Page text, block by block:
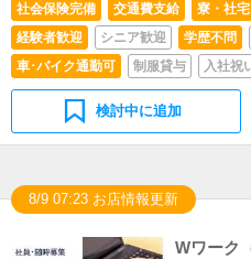
社会保険完備
交通費支給 寮・社
経験者歓迎
シニア歓迎 学歴不問
車･バイク通勤可
制服貸与 入社祝
検討中に追加
8/9 07:23 お店情報更新
Wワーク